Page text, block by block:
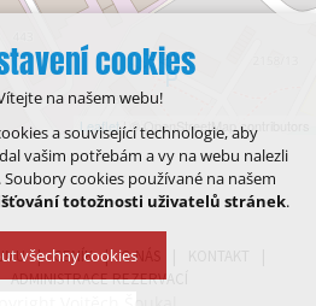
Leaflet| © OpenStreetMap contributors
CENÍK O NÁS
ADMINISTRACE REZERVACÍ
cookies
na našem webu!
a související technologie, aby
vašim potřebám a vy na webu nalezli
cookies používané na našem
totožnosti uživatelů stránek.
všechny cookies